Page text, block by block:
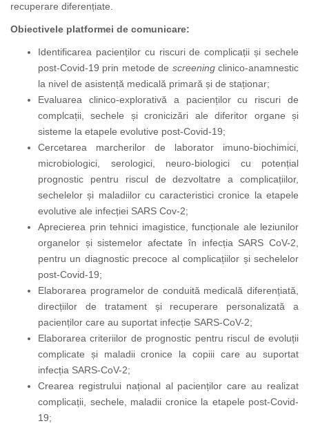
recuperare diferențiate.
Obiectivele platformei de comunicare:
Identificarea pacienților cu riscuri de complicații și sechele
post-Covid-19 prin metode de screeningclinico-anamnestic
la nivel de asistență medicală primară și de staționar;
Evaluarea clinico-explorativă a pacienților cu riscuri de
complcații, sechele și cronicizări ale diferitor organe și
sisteme la etapele evolutive post-Covid-19;
Cercetarea marcherilor de laborator imuno-biochimici,
microbiologici, serologici, neuro-biologici cu potențial
prognostic pentru riscul de dezvoltatre a complicațiilor,
sechelelor și maladiilor cu caracteristici cronice la etapele
evolutive ale infecției SARS Cov-2;
Aprecierea prin tehnici imagistice, funcționale ale leziunilor
organelor și sistemelor afectate în infecția SARS CoV-2,
pentru un diagnostic precoce al complicațiilor și sechelelor
post-Covid-19;
Elaborarea programelor de conduită medicală diferențiată,
direcțiilor de tratament și recuperare personalizată a
pacienților care au suportat infecție SARS-CoV-2;
Elaborarea criteriilor de prognostic pentru riscul de evoluții
complicate și maladii cronice la copiii care au suportat
infecția SARS-CoV-2;
Crearea registrului național al pacienților care au realizat
complicații, sechele, maladii cronice la etapele post-Covid-
19;